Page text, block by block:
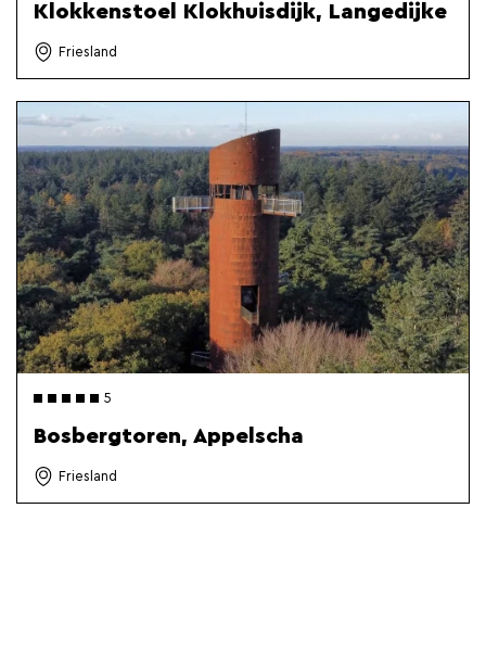
Klokkenstoel Klokhuisdijk, Langedijke
Friesland
5
Bosbergtoren, Appelscha
Friesland